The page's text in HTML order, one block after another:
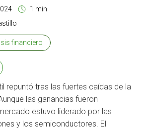
1 min
financiero
repuntó tras las fuertes caídas de la
las ganancias fueron
estuvo liderado por las
y los semiconductores. El